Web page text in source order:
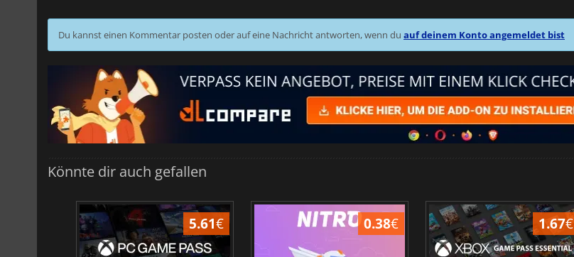
Du kannst einen Kommentar posten oder auf eine Nachricht antworten, wenn du auf deinem Konto angemeldet bist
Könnte dir auch gefallen
5.61€ 0.38€ 1.67€